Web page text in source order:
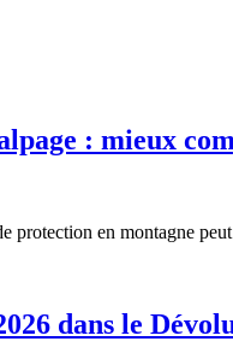
: mieux
protection en montagne
dans le